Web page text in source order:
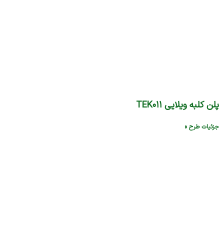
پلن کلبه ویلایی TEK۰۱۱
جزئیات طرح »